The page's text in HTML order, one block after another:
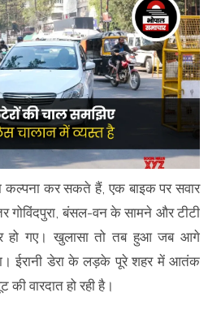
कल्पना कर सकते हैं, एक बाइक पर सवार
गोविंदपुरा, बंसल-वन के सामने और टीटी
हो गए। खुलासा तो तब हुआ जब आगे
ईरानी डेरा के लड़के पूरे शहर में आतंक
की वारदात हो रही है।